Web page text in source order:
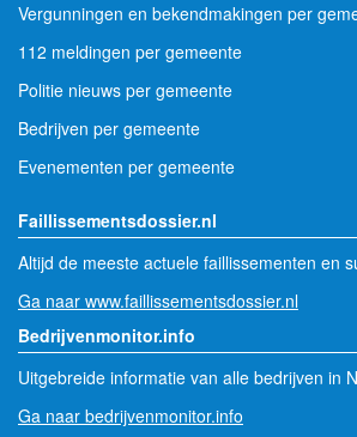
Vergunningen en bekendmakingen per
112 meldingen per gemeente
Politie nieuws per gemeente
Bedrijven per gemeente
Evenementen per gemeente
Faillissementsdossier.nl
Altijd de meeste actuele faillissementen en
Ga naar www.faillissementsdossier.nl
Bedrijvenmonitor.info
Uitgebreide informatie van alle bedrijven in
Ga naar bedrijvenmonitor.info